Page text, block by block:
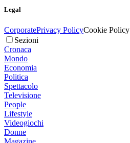
Legal
CorporatePrivacy PolicyCookie Policy
Sezioni
Cronaca
Mondo
Economia
Politica
Spettacolo
Televisione
People
Lifestyle
Videogiochi
Donne
Magazine